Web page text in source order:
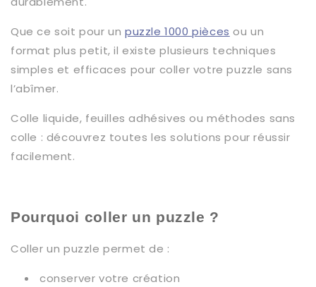
Que ce soit pour unpuzzle 1000 pièces ou un
format plus petit, il existe plusieurs techniques
simples et efficaces pour coller votre puzzle sans
l’abîmer.
Colle liquide, feuilles adhésives ou méthodes sans
colle : découvrez toutes les solutions pour réussir
facilement.
Pourquoi coller un puzzle ?
Coller un puzzle permet de :
conserver votre création